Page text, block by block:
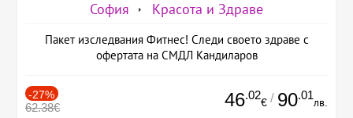
София Красота и Здраве
Пакет изследвания Фитнес! Следи своето здраве с
офертата на СМДЛ Кандиларов
-27%
62.38€ 46.02
€ / 90.01
лв.